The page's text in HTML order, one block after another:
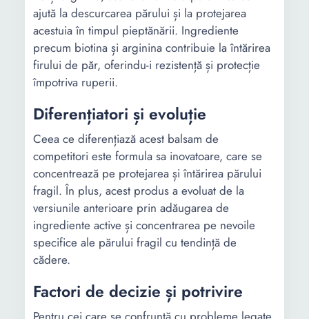
ajută la descurcarea părului și la protejarea
acestuia în timpul pieptănării. Ingrediente
precum biotina și arginina contribuie la întărirea
firului de păr, oferindu-i rezistență și protecție
împotriva ruperii.
Diferențiatori și evoluție
Ceea ce diferențiază acest balsam de
competitori este formula sa inovatoare, care se
concentrează pe protejarea și întărirea părului
fragil. În plus, acest produs a evoluat de la
versiunile anterioare prin adăugarea de
ingrediente active și concentrarea pe nevoile
specifice ale părului fragil cu tendință de
cădere.
Factori de decizie și potrivire